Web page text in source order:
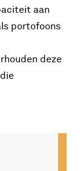
aan
portofoons
deze